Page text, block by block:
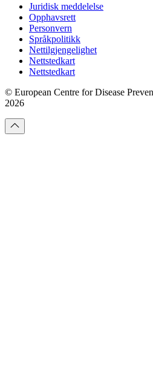
Footer
Menu
Juridisk meddelelse
Opphavsrett
Personvern
Språkpolitikk
Nettilgjengelighet
Nettstedkart
Nettstedkart
© European Centre for Disease
2026